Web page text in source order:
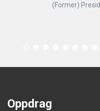
(Former)
Oppdrag